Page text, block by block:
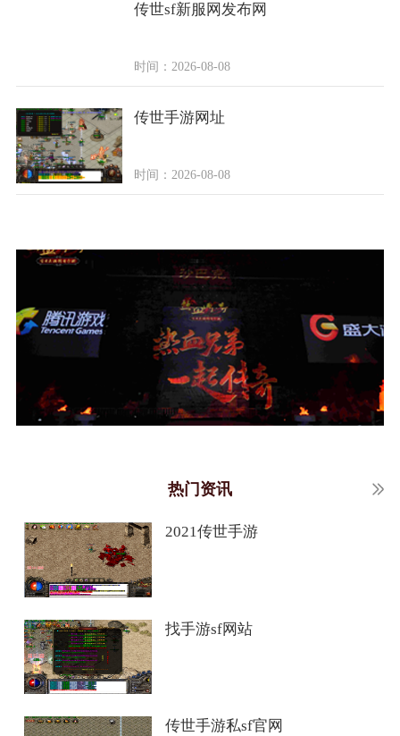
传世sf新服网发布网
时间：2026-08-08
传世手游网址
时间：2026-08-08
热门资讯
2021传世手游
找手游sf网站
传世手游私sf官网